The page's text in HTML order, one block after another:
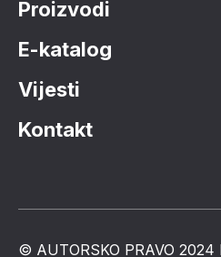
Proizvodi
E-katalog
Vijesti
Kontakt
© AUTORSKO PRAVO 2024